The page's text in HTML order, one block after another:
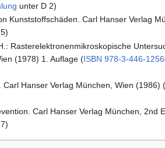
unter D 2)
Kunststoffschäden. Carl Hanser Verlag
Rasterelektronenmikroskopische
(1978) 1. Auflage (ISBN 978-3-446-
Hanser Verlag München, Wien (1986)
Carl Hanser Verlag München, 2nd